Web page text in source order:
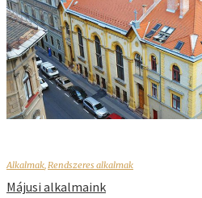
Alkalmak,Rendszeres alkalmak
Májusi alkalmaink